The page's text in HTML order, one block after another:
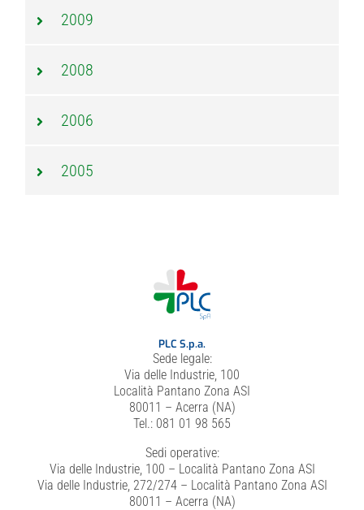
2009
2008
2006
2005
PLC S.p.a.
Sede legale:
Via delle Industrie, 100
Località Pantano Zona ASI
80011 – Acerra (NA)
Tel.: 081 01 98 565
Sedi operative:
Via delle Industrie, 100 – Località Pantano Zona ASI
Via delle Industrie, 272/274 – Località Pantano Zona ASI
80011 – Acerra (NA)